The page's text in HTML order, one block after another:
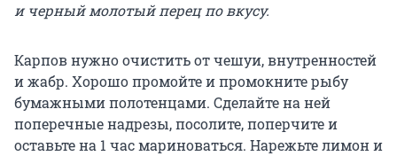
и черный молотый перец по вкусу.
Карпов нужно очистить от чешуи, внутренностей
и жабр. Хорошо промойте и промокните рыбу
бумажными полотенцами. Сделайте на ней
поперечные надрезы, посолите, поперчите и
оставьте на 1 час мариноваться. Нарежьте лимон и